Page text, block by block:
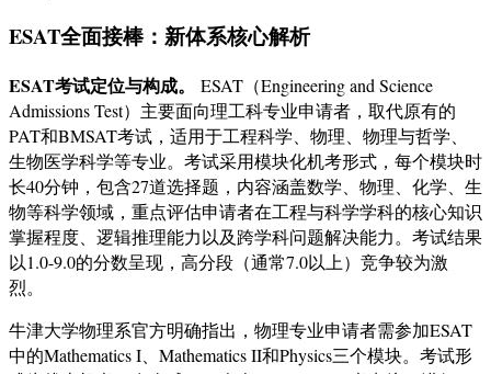
ESAT全面接棒：新体系核心解析
ESAT考试定位与构成。
ESAT（Engineering and Science
Admissions Test）主要面向理工科专业申请者，取代原有的
PAT和BMSAT考试，适用于工程科学、物理、物理与哲学、
生物医学科学等专业。考试采用模块化机考形式，每个模块时
长40分钟，包含27道选择题，内容涵盖数学、物理、化学、生
物等科学领域，重点评估申请者在工程与科学学科的核心知识
掌握程度、逻辑推理能力以及跨学科问题解决能力。考试结果
以1.0-9.0的分数呈现，高分段（通常7.0以上）竞争较为激
烈。
牛津大学物理系官方明确指出，物理专业申请者需参加ESAT
中的Mathematics I、Mathematics II和Physics三个模块。考试形